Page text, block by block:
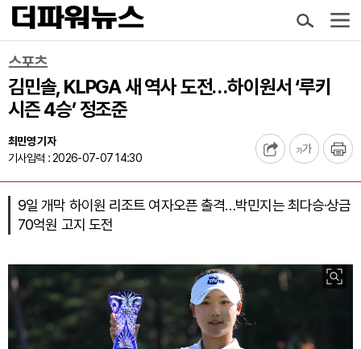
스포츠
김민솔, KLPGA 새 역사 도전…하이원서 ‘루키
시즌 4승’ 정조준
최민영 기자
기사입력 : 2026-07-07 14:30
9일 개막 하이원 리조트 여자오픈 출격…박민지는 최다승·상금
70억원 고지 도전